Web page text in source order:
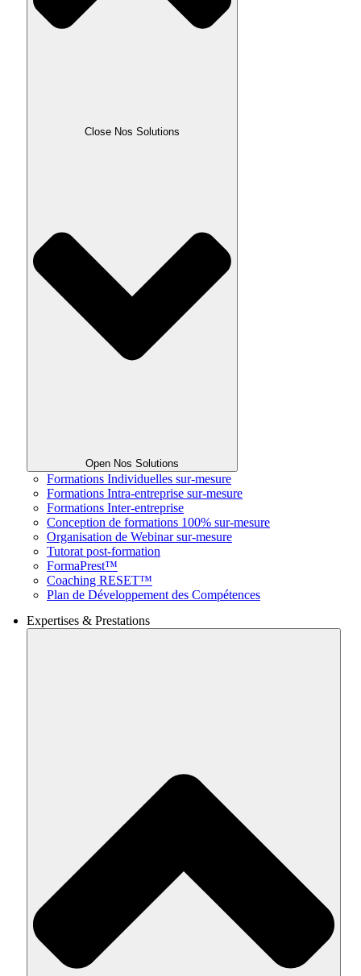
Close Nos Solutions
Open Nos Solutions
Formations Individuelles sur-mesure
Formations Intra-entreprise sur-mesure
Formations Inter-entreprise
Conception de formations 100% sur-mesure
Organisation de Webinar sur-mesure
Tutorat post-formation
FormaPrest™
Coaching RESET™
Plan de Développement des Compétences
Expertises & Prestations